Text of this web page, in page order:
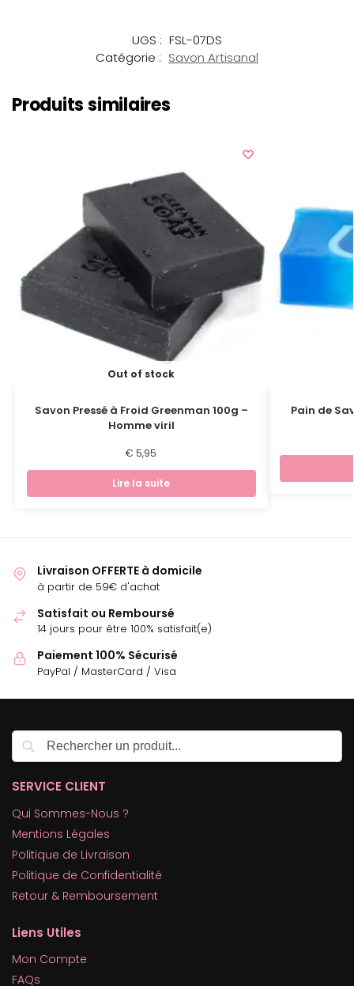
UGS : FSL-07DS
Catégorie : Savon Artisanal
Produits similaires
Out of stock
Savon Pressé à Froid Greenman 100g –
Homme viril
€ 5,95
Lire la suite
Pain de
Livraison OFFERTE à domicile
à partir de 59€ d'achat
Satisfait ou Remboursé
14 jours pour être 100% satisfait(e)
Paiement 100% Sécurisé
PayPal / MasterCard / Visa
SERVICE CLIENT
Qui Sommes-Nous ?
Mentions Légales
Politique de Livraison
Politique de Confidentialité
Retour & Remboursement
Liens Utiles
Mon Compte
FAQs